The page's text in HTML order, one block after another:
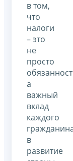
в том,
что
налоги
– это
не
просто
а
важный
вклад
каждого
в
развитие